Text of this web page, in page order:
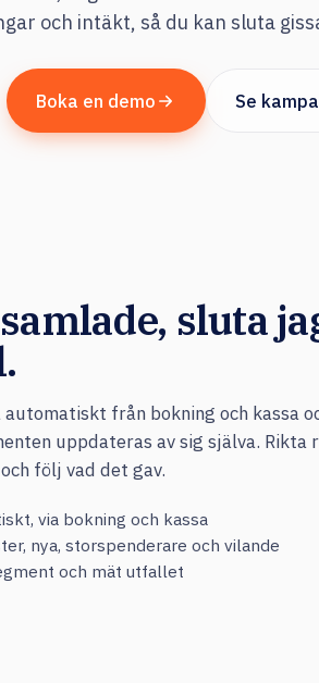
och intäkt, så du kan sluta
Boka en demo Se
sluta
från bokning och kassa
uppdateras av sig själva. Rikta
följ vad det gav.
via bokning och kassa
nya, storspenderare och vilande
och mät utfallet